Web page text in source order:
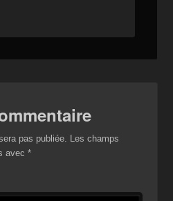
pas publiée. Les champs
avec*